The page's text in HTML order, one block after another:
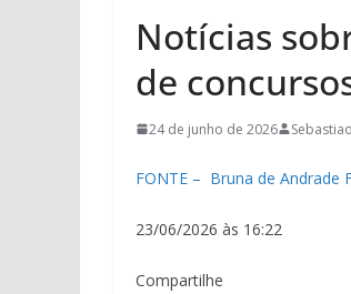
Notícias
de
24 de junho de 2026 Sebastiao
FONTE – Bruna de Andrade
23/06/2026 às 16:22
Compartilhe